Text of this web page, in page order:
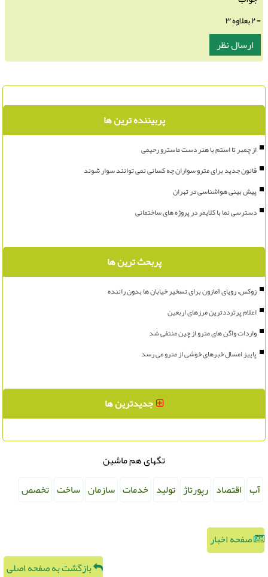
پربیننده ترین ها
از چمبر تا استم با هنر دست ماسترو رحیمی
قانون جدید برای مترو سواران چه کسانی نمی توانند سوار شوند
پیش بینی هواشناسی در تهران
دسترسی نما با کلایمر در پروژه های ساختمانی
پربحث ترین ها
زوکس، رویای آمازون برای تسخیر خیابان ها بدون راننده
اعلام پرترددترین مرزهای اربعین
واردات واگن های مترو از چین منتفی شد
پاییز امسال خبرهای خوشی از مترو می رسد
جدیدترین ها
تگهای هم ماشین
آب
اقتصاد رپورتاژ تولید خدمات سازمان ساخت تخصص
صفحه اخبار
بازگشت به صفحه اصلی